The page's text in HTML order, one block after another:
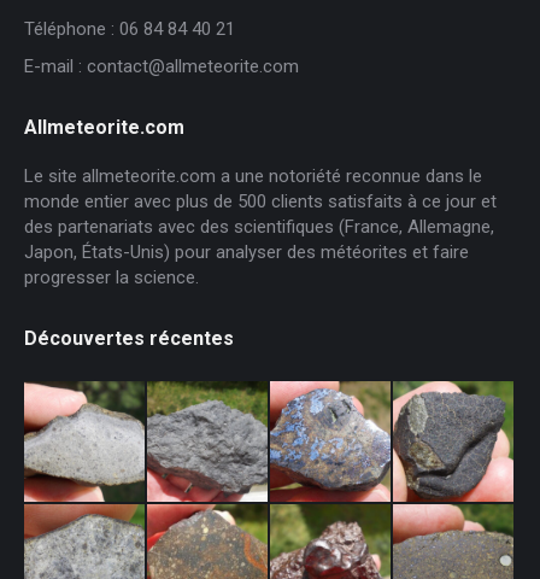
Téléphone : 06 84 84 40 21
E-mail : contact@allmeteorite.com
Allmeteorite.com
Le site allmeteorite.com a une notoriété reconnue dans le
monde entier avec plus de 500 clients satisfaits à ce jour et
des partenariats avec des scientifiques (France, Allemagne,
Japon, États-Unis) pour analyser des météorites et faire
progresser la science.
Découvertes récentes